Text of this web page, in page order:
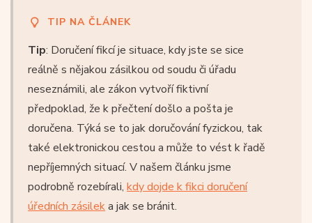
TIP NA ČLÁNEK
Tip: Doručení fikcí je situace, kdy jste se sice
reálně s nějakou zásilkou od soudu či úřadu
neseznámili, ale zákon vytvoří fiktivní
předpoklad, že k přečtení došlo a pošta je
doručena. Týká se to jak doručování fyzickou, tak
také elektronickou cestou a může to vést k řadě
nepříjemných situací. V našem článku jsme
podrobně rozebírali, kdy dojde k fikci doručení
úředních zásileka jak se bránit.